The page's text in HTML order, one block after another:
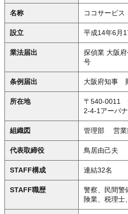
名称 ココサービス
設立 平成14年6月
業法届出
探偵業 大阪
号
条例届出 大阪府知事
所在地
〒540-0011
2-4-1アーバ
組織図 管理部 営
代表取締役 鳥居由己夫
STAFF構成 連結32名
STAFF職歴
警察、民間警
険業、税理士